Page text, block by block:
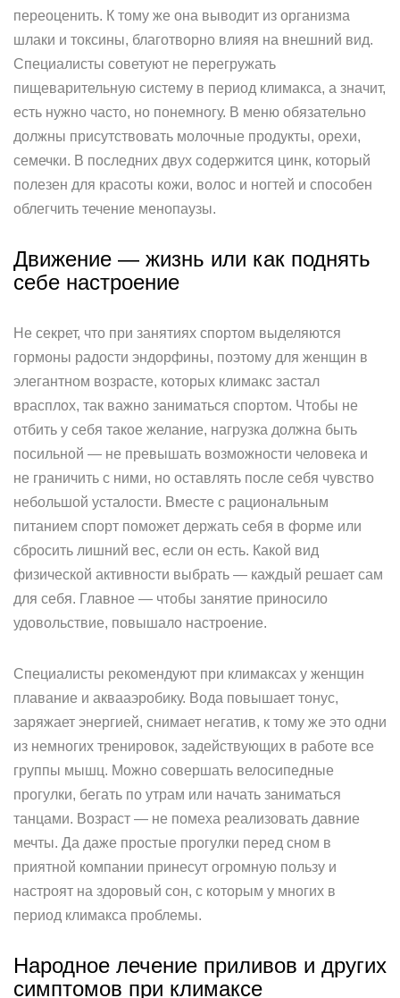
переоценить. К тому же она выводит из организма
шлаки и токсины, благотворно влияя на внешний вид.
Специалисты советуют не перегружать
пищеварительную систему в период климакса, а значит,
есть нужно часто, но понемногу. В меню обязательно
должны присутствовать молочные продукты, орехи,
семечки. В последних двух содержится цинк, который
полезен для красоты кожи, волос и ногтей и способен
облегчить течение менопаузы.
Движение — жизнь или как поднять
себе настроение
Не секрет, что при занятиях спортом выделяются
гормоны радости эндорфины, поэтому для женщин в
элегантном возрасте, которых климакс застал
врасплох, так важно заниматься спортом. Чтобы не
отбить у себя такое желание, нагрузка должна быть
посильной — не превышать возможности человека и
не граничить с ними, но оставлять после себя чувство
небольшой усталости. Вместе с рациональным
питанием спорт поможет держать себя в форме или
сбросить лишний вес, если он есть. Какой вид
физической активности выбрать — каждый решает сам
для себя. Главное — чтобы занятие приносило
удовольствие, повышало настроение.
Специалисты рекомендуют при климаксах у женщин
плавание и аквааэробику. Вода повышает тонус,
заряжает энергией, снимает негатив, к тому же это одни
из немногих тренировок, задействующих в работе все
группы мышц. Можно совершать велосипедные
прогулки, бегать по утрам или начать заниматься
танцами. Возраст — не помеха реализовать давние
мечты. Да даже простые прогулки перед сном в
приятной компании принесут огромную пользу и
настроят на здоровый сон, с которым у многих в
период климакса проблемы.
Народное лечение приливов и других
симптомов при климаксе